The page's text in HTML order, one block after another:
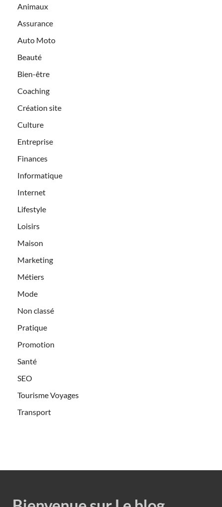
Animaux
Assurance
Auto Moto
Beauté
Bien-être
Coaching
Création site
Culture
Entreprise
Finances
Informatique
Internet
Lifestyle
Loisirs
Maison
Marketing
Métiers
Mode
Non classé
Pratique
Promotion
Santé
SEO
Tourisme Voyages
Transport